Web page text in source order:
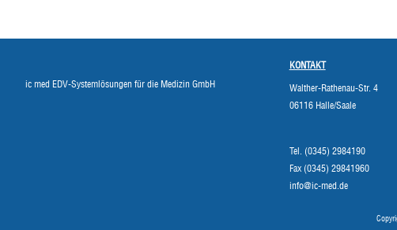
ic med EDV-Systemlösungen für die Medizin GmbH
KONTAKT
Walther-Rathenau-Str. 4
06116 Halle/Saale
Tel. (0345) 2984190
Fax (0345) 29841960
info@ic-med.de